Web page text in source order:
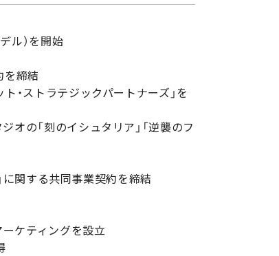
ル）を開始
を締結
・ストラテジックパートナーズ」を
の「刻のイシュタリア」「逆襲のフ
関する共同事業契約を締結
ケティングを設立